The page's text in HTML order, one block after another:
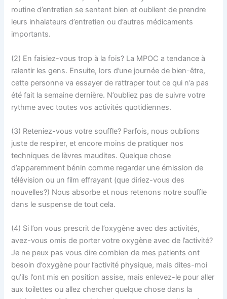
routine d’entretien se sentent bien et oublient de prendre
leurs inhalateurs d’entretien ou d’autres médicaments
importants.
(2) En faisiez-vous trop à la fois? La MPOC a tendance à
ralentir les gens. Ensuite, lors d’une journée de bien-être,
cette personne va essayer de rattraper tout ce qui n’a pas
été fait la semaine dernière. N’oubliez pas de suivre votre
rythme avec toutes vos activités quotidiennes.
(3) Reteniez-vous votre souffle? Parfois, nous oublions
juste de respirer, et encore moins de pratiquer nos
techniques de lèvres maudites. Quelque chose
d’apparemment bénin comme regarder une émission de
télévision ou un film effrayant (que diriez-vous des
nouvelles?) Nous absorbe et nous retenons notre souffle
dans le suspense de tout cela.
(4) Si l’on vous prescrit de l’oxygène avec des activités,
avez-vous omis de porter votre oxygène avec de l’activité?
Je ne peux pas vous dire combien de mes patients ont
besoin d’oxygène pour l’activité physique, mais dites-moi
qu’ils l’ont mis en position assise, mais enlevez-le pour aller
aux toilettes ou allez chercher quelque chose dans la